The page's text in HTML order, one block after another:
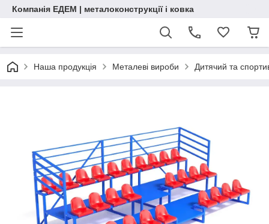
Компанія ЕДЕМ | металоконструкції і ковка
Наша продукція Металеві вироби Дитячий та